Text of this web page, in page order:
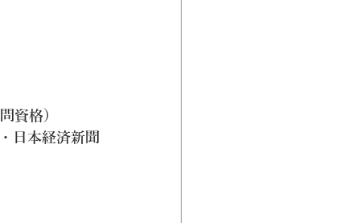
資格）
日本経済新聞